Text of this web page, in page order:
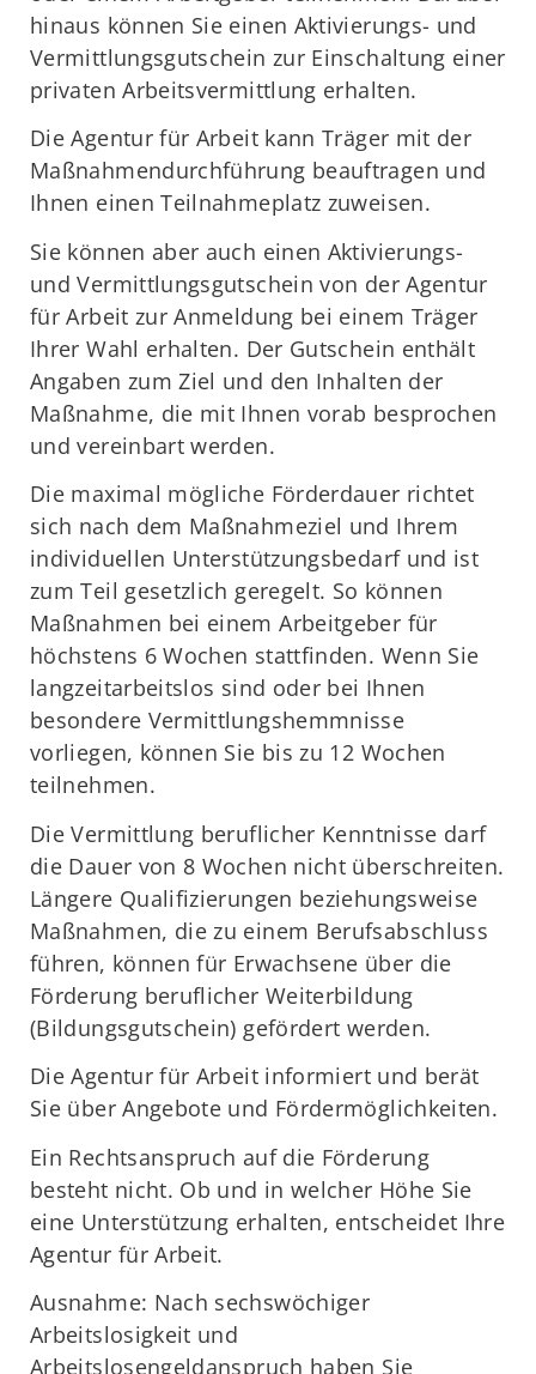
hinaus können Sie einen Aktivierungs- und
Vermittlungsgutschein zur Einschaltung einer
privaten Arbeitsvermittlung erhalten.
Die Agentur für Arbeit kann Träger mit der
Maßnahmendurchführung beauftragen und
Ihnen einen Teilnahmeplatz zuweisen.
Sie können aber auch einen Aktivierungs-
und Vermittlungsgutschein von der Agentur
für Arbeit zur Anmeldung bei einem Träger
Ihrer Wahl erhalten. Der Gutschein enthält
Angaben zum Ziel und den Inhalten der
Maßnahme, die mit Ihnen vorab besprochen
und vereinbart werden.
Die maximal mögliche Förderdauer richtet
sich nach dem Maßnahmeziel und Ihrem
individuellen Unterstützungsbedarf und ist
zum Teil gesetzlich geregelt. So können
Maßnahmen bei einem Arbeitgeber für
höchstens 6 Wochen stattfinden. Wenn Sie
langzeitarbeitslos sind oder bei Ihnen
besondere Vermittlungshemmnisse
vorliegen, können Sie bis zu 12 Wochen
teilnehmen.
Die Vermittlung beruflicher Kenntnisse darf
die Dauer von 8 Wochen nicht überschreiten.
Längere Qualifizierungen beziehungsweise
Maßnahmen, die zu einem Berufsabschluss
führen, können für Erwachsene über die
Förderung beruflicher Weiterbildung
(Bildungsgutschein) gefördert werden.
Die Agentur für Arbeit informiert und berät
Sie über Angebote und Fördermöglichkeiten.
Ein Rechtsanspruch auf die Förderung
besteht nicht. Ob und in welcher Höhe Sie
eine Unterstützung erhalten, entscheidet Ihre
Agentur für Arbeit.
Ausnahme: Nach sechswöchiger
Arbeitslosigkeit und
Arbeitslosengeldanspruch haben Sie